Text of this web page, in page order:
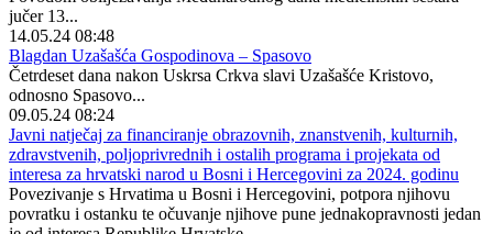
jučer 13...
14.05.24 08:48
Blagdan Uzašašća Gospodinova – Spasovo
Četrdeset dana nakon Uskrsa Crkva slavi Uzašašće Kristovo,
odnosno Spasovo...
09.05.24 08:24
Javni natječaj za financiranje obrazovnih, znanstvenih, kulturnih,
zdravstvenih, poljoprivrednih i ostalih programa i projekata od
interesa za hrvatski narod u Bosni i Hercegovini za 2024. godinu
Povezivanje s Hrvatima u Bosni i Hercegovini, potpora njihovu
povratku i ostanku te očuvanje njihove pune jednakopravnosti jedan